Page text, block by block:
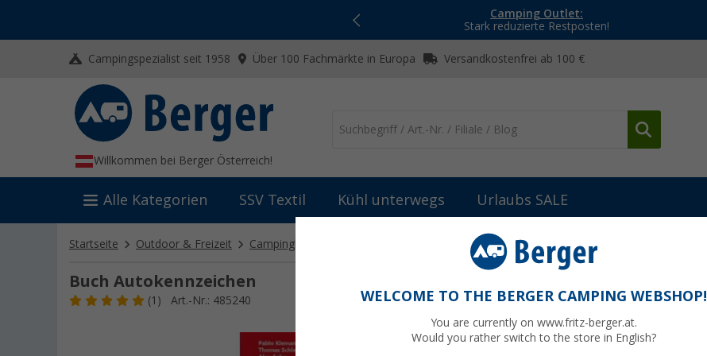
Camping Outlet:
Stark reduzierte Restposten!
Campingspezialist seit 1958 Über 100 Fachmärkte in Europa Versandkostenfrei ab 100 €
Willkommen bei Berger Österreich!
Alle Kategorien SSV Textil Kühl unterwegs Urlaubs SALE
Startseite Outdoor & Freizeit Campingliteratur Buch Autokennzeichen
Buch Autokennzeichen
(1) Art.-Nr.: 485240 WELCOME TO THE BERGER CAMPING WEBSHOP!
You are currently on www.fritz-berger.at.
Would you rather switch to the store in English?